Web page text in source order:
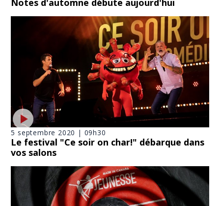
Notes d'automne débute aujourd'hui
5 septembre 2020 | 09h30
Le festival "Ce soir on char!" débarque dans
vos salons